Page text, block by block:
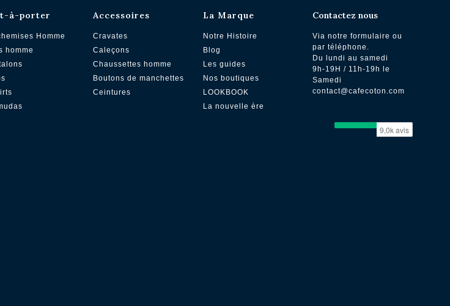
à-porter
Homme
homme
Accessoires
Cravates
Caleçons
Chaussettes homme
Boutons de manchettes
Ceintures
La Marque
Notre Histoire
Blog
Les guides
Nos boutiques
LOOKBOOK
La nouvelle ère
Contactez nous
Via notre formulaire ou
par téléphone.
Du lundi au samedi
9h-19H / 11h-19h le
Samedi
contact@cafecoton.com